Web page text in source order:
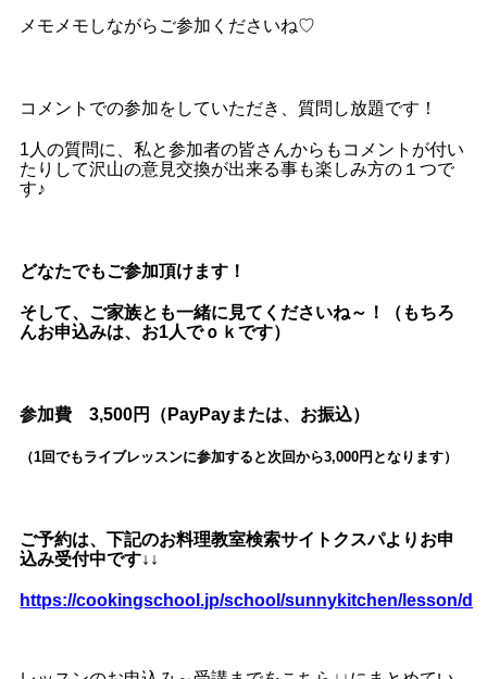
メモメモしながらご参加くださいね♡
コメントでの参加をしていただき、質問し放題です！
1人の質問に、私と参加者の皆さんからもコメントが付い
たりして沢山の意見交換が出来る事も楽しみ方の１つで
す♪
どなたでもご参加頂けます！
そして、ご家族とも一緒に見てくださいね～！（もちろ
んお申込みは、お1人でｏｋです）
参加費 3,500円（PayPayまたは、お振込）
（1回でもライブレッスンに参加すると次回から3,000円となります）
ご予約は、下記のお料理教室検索サイトクスパよりお申
込み受付中です↓↓
https://cookingschool.jp/school/sunnykitchen/lesson/d/